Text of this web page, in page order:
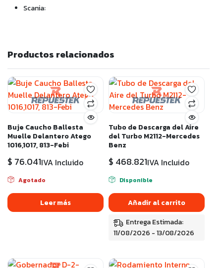
Scania:
Productos relacionados
Buje Caucho Ballesta
Muelle Delantero Atego
1016,1017, 813-Febi
$ 76.041IVA Incluido
Agotado
Leer más
Tubo de Descarga del Aire
del Turbo M2112-Mercedes
Benz
$ 468.821IVA Incluido
Disponible
Añadir al carrito
Entrega Estimada:
11/08/2026 - 13/08/2026